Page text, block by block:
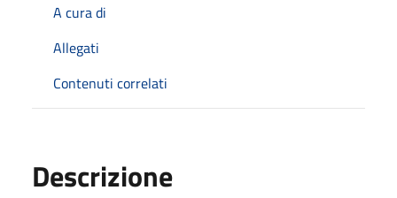
A cura di
Allegati
Contenuti correlati
Descrizione